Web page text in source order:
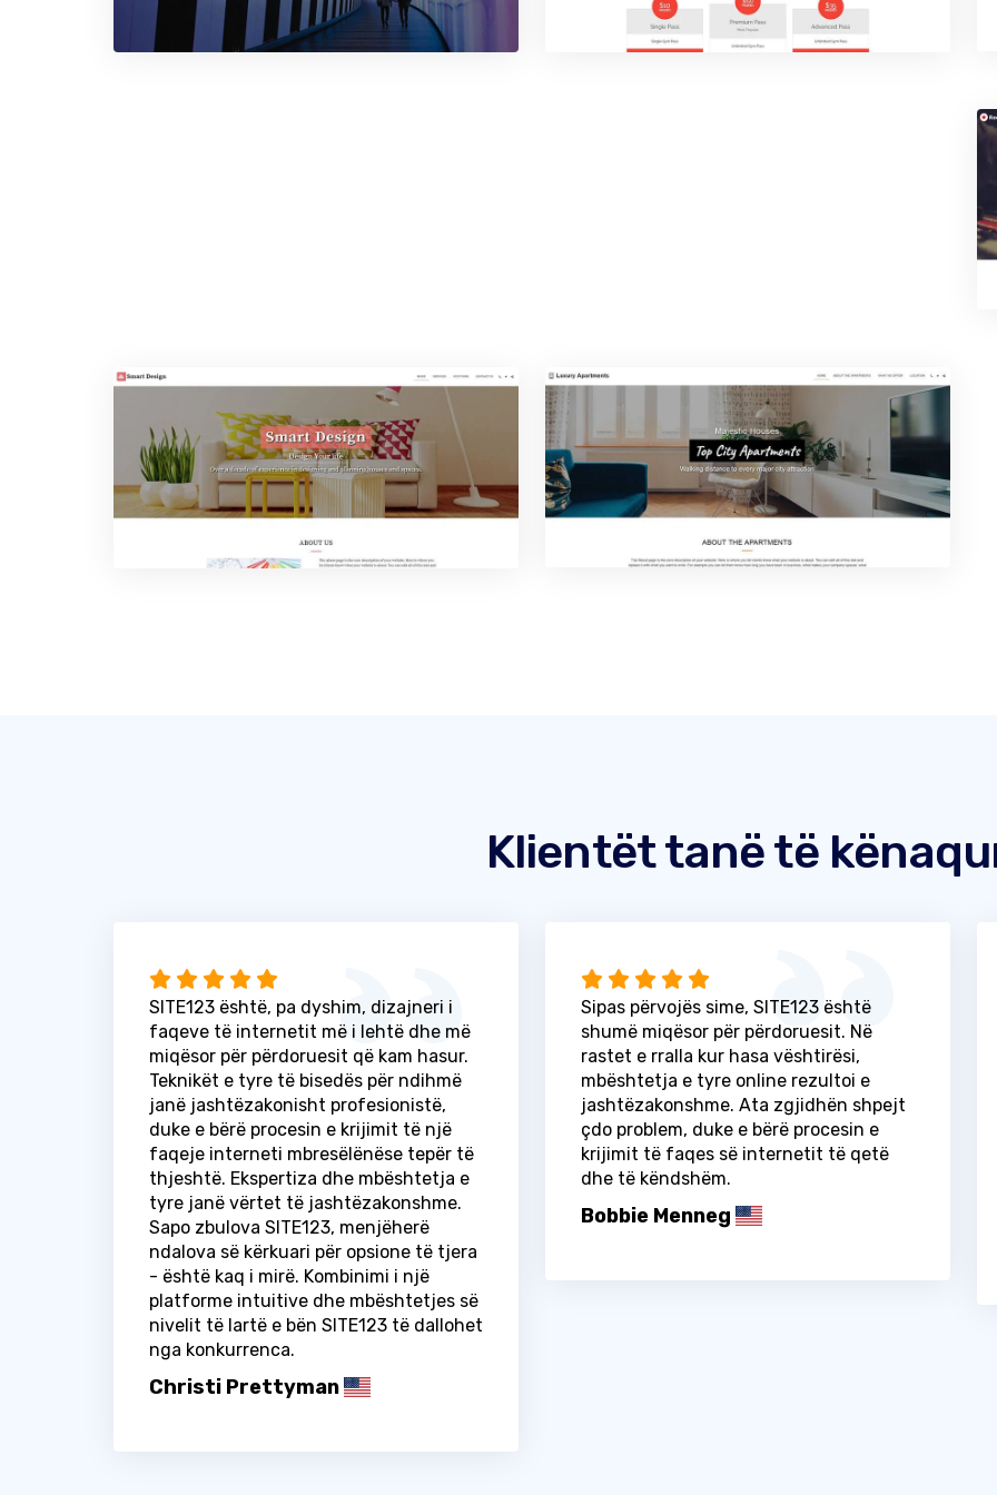
Klientët tanë të
SITE123 është, pa dyshim, dizajneri i
faqeve të internetit më i lehtë dhe më
miqësor për përdoruesit që kam hasur.
Teknikët e tyre të bisedës për ndihmë
janë jashtëzakonisht profesionistë,
duke e bërë procesin e krijimit të një
faqeje interneti mbresëlënëse tepër të
thjeshtë. Ekspertiza dhe mbështetja e
tyre janë vërtet të jashtëzakonshme.
Sapo zbulova SITE123, menjëherë
ndalova së kërkuari për opsione të tjera
- është kaq i mirë. Kombinimi i një
platforme intuitive dhe mbështetjes së
nivelit të lartë e bën SITE123 të dallohet
nga konkurrenca.
Christi Prettyman
Sipas përvojës sime, SITE123 është
shumë miqësor për përdoruesit. Në
rastet e rralla kur hasa vështirësi,
mbështetja e tyre online rezultoi e
jashtëzakonshme. Ata zgjidhën shpejt
çdo problem, duke e bërë procesin e
krijimit të faqes së internetit të qetë
dhe të këndshëm.
Bobbie Menneg